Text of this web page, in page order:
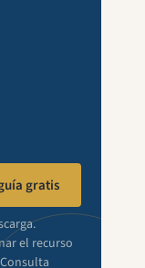
gratis
el recurso